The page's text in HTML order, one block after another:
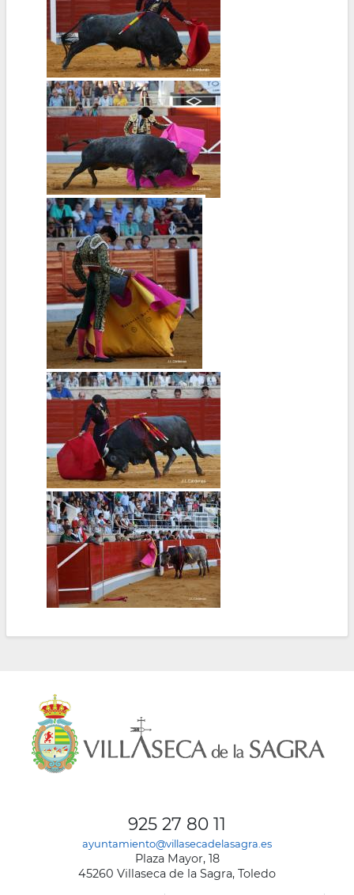
925 27 80 11
ayuntamiento@villasecadelasagra.es
Plaza Mayor, 18
45260 Villaseca de la Sagra, Toledo